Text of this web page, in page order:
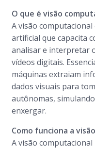
O que é visão
A visão
artificial que capacita
analisar e interpretar
vídeos digitais.
máquinas extraiam
dados visuais para
autônomas,
enxergar.
Como funciona a
A visão